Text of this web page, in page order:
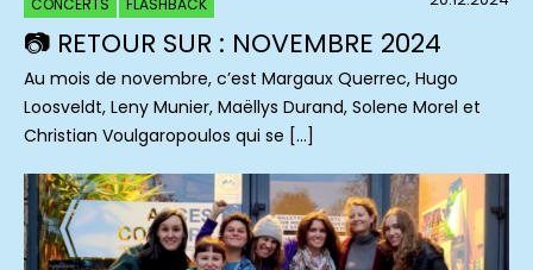
📷 RETOUR SUR : NOVEMBRE 2024
Au mois de novembre, c’est Margaux Querrec, Hugo
Loosveldt, Leny Munier, Maëllys Durand, Solene Morel et
Christian Voulgaropoulos qui se […]